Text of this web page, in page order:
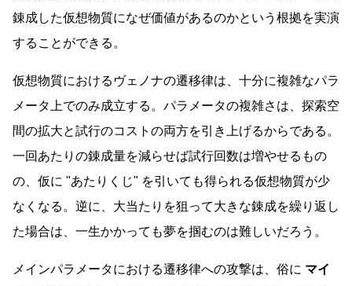
錬成した仮想物質になぜ価値があるのかという根拠を実演
することができる。
仮想物質におけるヴェノナの遷移律は、十分に複雑なパラ
メータ上でのみ成立する。パラメータの複雑さは、探索空
間の拡大と試行のコストの両方を引き上げるからである。
一回あたりの錬成量を減らせば試行回数は増やせるもの
の、仮に
あたりくじ
を引いても得られる仮想物質が少
なくなる。逆に、大当たりを狙って大きな錬成を繰り返し
た場合は、一生かかっても夢を掴むのは難しいだろう。
メインパラメータにおける遷移律への攻撃は、俗に マイ